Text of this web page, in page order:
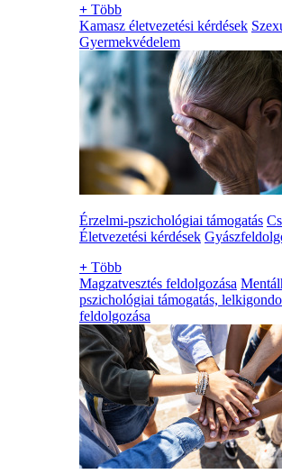
+ Több
Kamasz életvezetési kérdések
Gyermekvédelem
Érzelmi-pszichológiai támogatás
Életvezetési kérdések
+ Több
Magzatvesztés feldolgozása
pszichológiai támogatás,
feldolgozása